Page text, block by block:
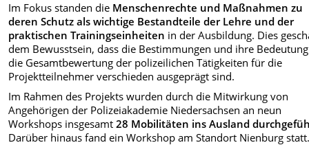
Im Fokus standen die Menschenrechte und Maßnahmen zu
deren Schutz als wichtige Bestandteile der Lehre und der
praktischen Trainingseinheiten in der Ausbildung. Dies
dem Bewusstsein, dass die Bestimmungen und ihre
die Gesamtbewertung der polizeilichen Tätigkeiten für die
Projektteilnehmer verschieden ausgeprägt sind.
Im Rahmen des Projekts wurden durch die Mitwirkung von
Angehörigen der Polizeiakademie Niedersachsen an neun
Workshops insgesamt28 Mobilitäten ins Ausland
Darüber hinaus fand ein Workshop am Standort Nienburg